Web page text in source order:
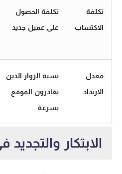
تكلفة
الاكتساب
تكلفة الحصول
على عميل جديد
معدل
الارتداد
نسبة الزوار الذين
يغادرون الموقع
بسرعة
الابتكار